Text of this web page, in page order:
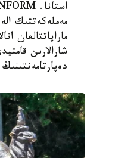
مەملەكەتتىك
ماراپاتتالعان
شارالارىن